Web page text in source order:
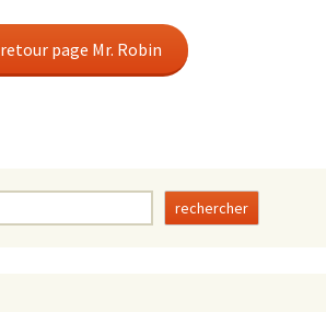
retour page Mr. Robin
rechercher